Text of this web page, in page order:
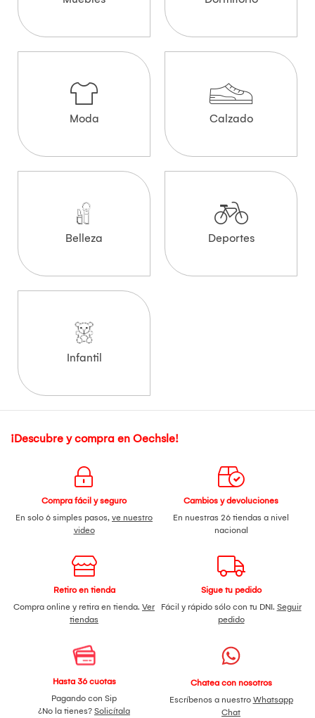
Moda Calzado
Belleza Deportes
Infantil
¡Descubre y compra en Oechsle!
Compra fácil y seguro
En solo 6 simples pasos, ve nuestro
video
Cambios y devoluciones
En nuestras 26 tiendas a nivel
nacional
Retiro en tienda
Compra online y retira en tienda. Ver
tiendas
Sigue tu pedido
Fácil y rápido sólo con tu DNI. Seguir
pedido
Hasta 36 cuotas
Pagando con Sip
¿No la tienes? Solicítala
Chatea con nosotros
Escríbenos a nuestro Whatsapp
Chat